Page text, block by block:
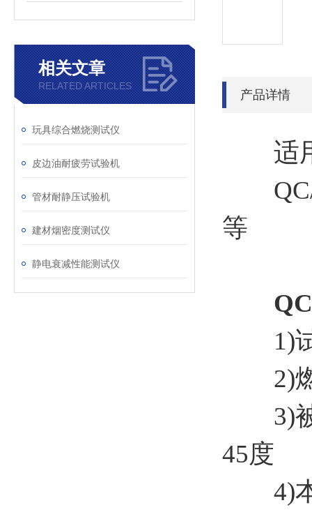
相关文章
RELATED ARTICLES
玩具综合燃烧测试仪
皮边油耐疲劳试验机
管材耐静压试验机
建材烟密度测试仪
静电衰减性能测试仪
产品详情
适用
QC/
等
1)试
2)燃
3)被
45度
4)本